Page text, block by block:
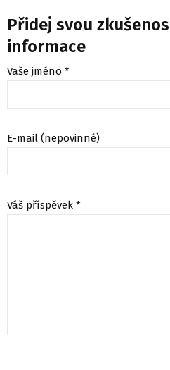
Přidej svou
informace
Vaše jméno *
E-mail (nepovinné)
Váš příspěvek *